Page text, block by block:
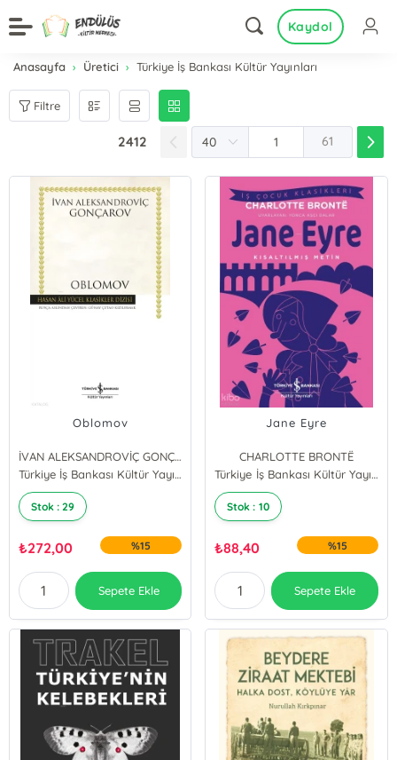
Kaydol
Anasayfa Üretici Türkiye İş Bankası Kültür Yayınları
Filtre
2412 61
Oblomov
İVAN ALEKSANDROVİÇ GONÇAROV
Türkiye İş Bankası Kültür Yayınları
Stok : 29
₺272,00 %15
Sepete Ekle
Jane Eyre
CHARLOTTE BRONTË
Türkiye İş Bankası Kültür Yayınları
Stok : 10
₺88,40 %15
Sepete Ekle